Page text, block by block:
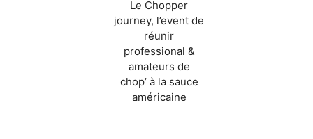
Le Chopper
journey, l’event de
réunir
professional &
amateurs de
chop’ à la sauce
américaine